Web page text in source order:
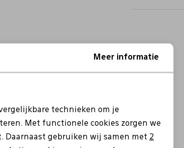
Marketing cookies
Meer informatie
technieken om je
Met functionele cookies zorgen we
Daarnaast gebruiken wij samen met 2